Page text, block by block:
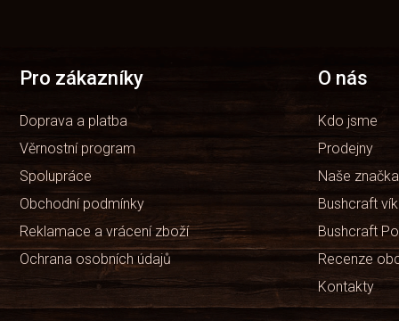
Pro zákazníky
Doprava a platba
Věrnostní program
Spolupráce
Obchodní podmínky
Reklamace a vrácení zboží
Ochrana osobních údajů
O nás
Kdo jsme
Prodejny
Naše
Bushcraft
Bushcraft
Recenze
Kontakty